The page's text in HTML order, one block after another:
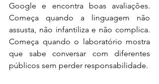
Google e encontra boas avaliações.
Começa quando a linguagem não
assusta, não infantiliza e não complica.
Começa quando o laboratório mostra
que sabe conversar com diferentes
públicos sem perder responsabilidade.